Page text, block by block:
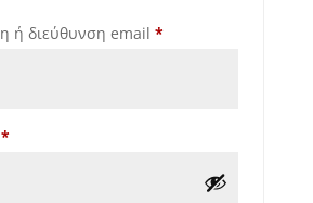
ή διεύθυνση email *Απαιτείται
*Απαιτείται